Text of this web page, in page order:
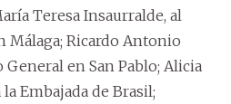
Teresa Insaurralde, al
Málaga; Ricardo Antonio
General en San Pablo; Alicia
Embajada de Brasil;